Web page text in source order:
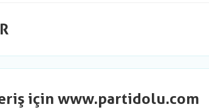
için www.partidolu.com